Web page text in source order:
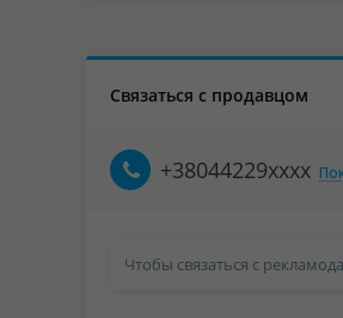
Связаться с продавцом
+38044229xxxx
Чтобы связаться с